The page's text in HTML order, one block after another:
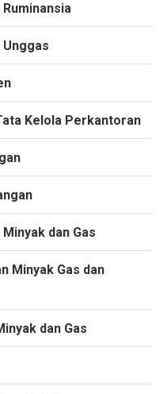
Kelola Perkantoran
dan Gas
Minyak Gas dan
dan Gas